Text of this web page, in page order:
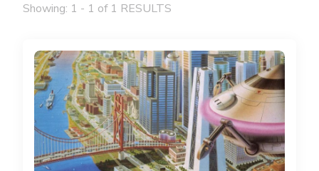
Showing: 1 - 1 of 1 RESULTS